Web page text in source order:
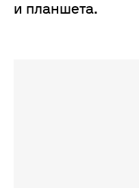
и планшета.